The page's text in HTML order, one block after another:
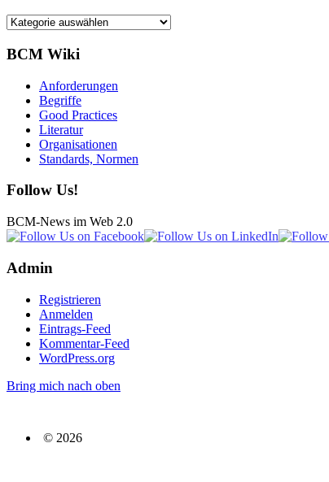
Kategorien
BCM Wiki
Anforderungen
Begriffe
Good Practices
Literatur
Organisationen
Standards, Normen
Follow Us!
BCM-News im Web 2.0
Admin
Registrieren
Anmelden
Eintrags-Feed
Kommentar-Feed
WordPress.org
Bring mich nach oben
© 2026